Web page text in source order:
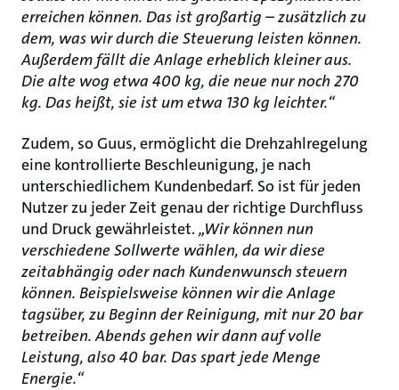
erreichen können. Das ist großartig – zusätzlich zu
dem, was wir durch die Steuerung leisten können.
Außerdem fällt die Anlage erheblich kleiner aus.
Die alte wog etwa 400 kg, die neue nur noch 270
kg. Das heißt, sie ist um etwa 130 kg leichter.“
Zudem, so Guus, ermöglicht die Drehzahlregelung
eine kontrollierte Beschleunigung, je nach
unterschiedlichem Kundenbedarf. So ist für jeden
Nutzer zu jeder Zeit genau der richtige Durchfluss
und Druck gewährleistet. „Wir können nun
verschiedene Sollwerte wählen, da wir diese
zeitabhängig oder nach Kundenwunsch steuern
können. Beispielsweise können wir die Anlage
tagsüber, zu Beginn der Reinigung, mit nur 20 bar
betreiben. Abends gehen wir dann auf volle
Leistung, also 40 bar. Das spart jede Menge
Energie.“